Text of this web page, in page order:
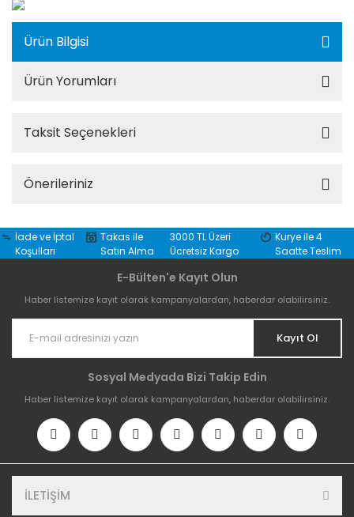
Ürün Bilgisi
Ürün Yorumları
Taksit Seçenekleri
Önerileriniz
İade ve İptal
Koşulları
Takas ile
Satın Alma
3000 TL Üzeri
Ücretsiz Kargo
Kurye ile 4
Saatte Teslim
E-Bülten'e Kayıt Olun
Haber listemize kayıt olarak kampanyalardan, haberdar olabilirsiniz.
Kayıt Ol
Sosyal Medyada Bizi Takip Edin
Haber listemize kayıt olarak kampanyalardan, haberdar olabilirsiniz.
İLETİŞİM